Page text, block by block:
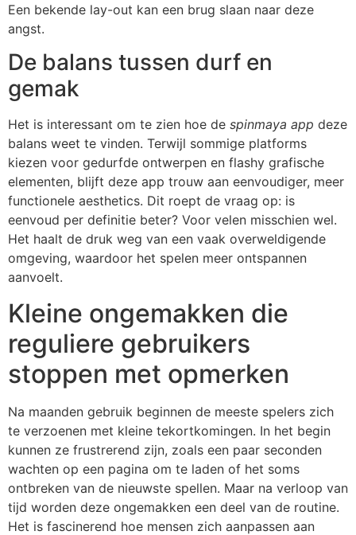
Een bekende lay-out kan een brug slaan naar deze
angst.
De balans tussen durf en
gemak
Het is interessant om te zien hoe de spinmaya app deze
balans weet te vinden. Terwijl sommige platforms
kiezen voor gedurfde ontwerpen en flashy grafische
elementen, blijft deze app trouw aan eenvoudiger, meer
functionele aesthetics. Dit roept de vraag op: is
eenvoud per definitie beter? Voor velen misschien wel.
Het haalt de druk weg van een vaak overweldigende
omgeving, waardoor het spelen meer ontspannen
aanvoelt.
Kleine ongemakken die
reguliere gebruikers
stoppen met opmerken
Na maanden gebruik beginnen de meeste spelers zich
te verzoenen met kleine tekortkomingen. In het begin
kunnen ze frustrerend zijn, zoals een paar seconden
wachten op een pagina om te laden of het soms
ontbreken van de nieuwste spellen. Maar na verloop van
tijd worden deze ongemakken een deel van de routine.
Het is fascinerend hoe mensen zich aanpassen aan